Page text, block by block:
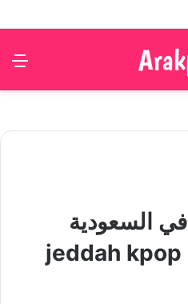
حفل اتيز Ateez في السعودية
بمدينة جدة لحفل jeddah kpop